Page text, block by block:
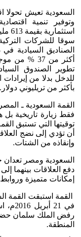
السعودية تعيش تحولا
وتوفير تنمية
سوقا للشركات
أكثر من 37
تطوير الصندوق
للدخل بدلا من
بأكثر من تريليوني دولار.
فقط زيارة تاريخية
توقيتها التي تستبق
أن تؤدي إلى نضج
وإنقاذه من الشتات.
السعودية ومصر تعدان
دفع العلاقات بينهما
إمكانات متميزة
القمة استبقت القمة
في 21
رفض الملك سلمان
المنطقة.